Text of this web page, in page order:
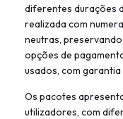
diferentes durações
realizada com
neutras,
opções de
usados, com
Os pacotes
utilizadores, com